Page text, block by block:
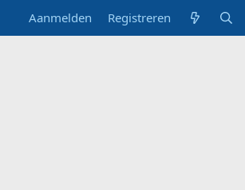
Aanmelden Registreren